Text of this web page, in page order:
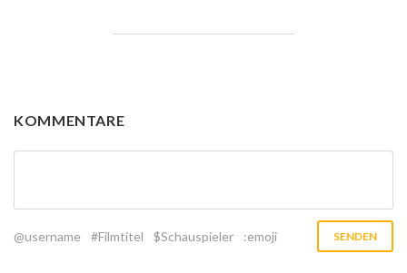
KOMMENTARE
@username #Filmtitel $Schauspieler :emoji